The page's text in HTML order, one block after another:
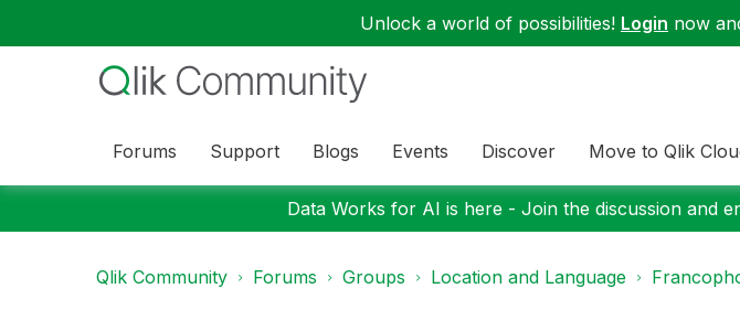
Unlock a world of possibilities! Login now
Forums Support Blogs Events Discover Move to Qlik
Data Works for AI is here - Join the discussion and
Qlik Community Forums Groups Location and Language